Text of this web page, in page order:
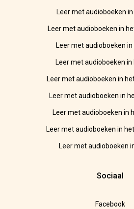
Leer met audioboeken
Leer met audioboeken in
Leer met audioboeken in
Leer met audioboeken in
Leer met audioboeken in
Leer met audioboeken in
Leer met audioboeken in
Leer met audioboeken in
Leer met audioboeken
Sociaal
Facebook